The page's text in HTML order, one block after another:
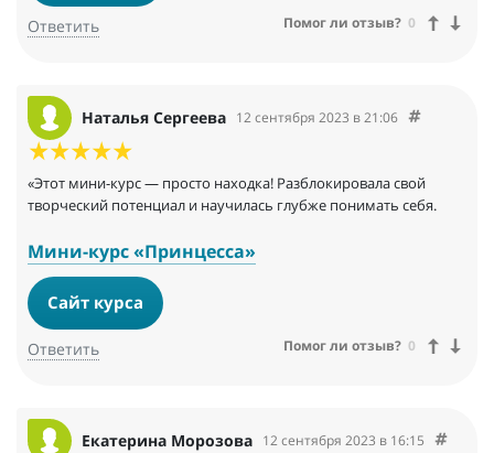
Ответить Помог ли отзыв? 0
Наталья Сергеева 12 сентября 2023 в 21:06
«Этот мини-курс — просто находка! Разблокировала свой
творческий потенциал и научилась глубже понимать себя.
Мини-курс «Принцесса»
Сайт курса
Ответить Помог ли отзыв? 0
Екатерина Морозова 12 сентября 2023 в 16:15